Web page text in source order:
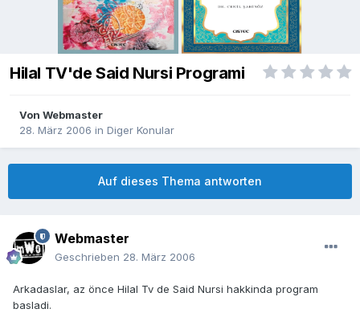
Hilal TV'de Said Nursi Programi
Von Webmaster
28. März 2006 in Diger Konular
Auf dieses Thema antworten
Webmaster
Geschrieben 28. März 2006
Arkadaslar, az önce Hilal Tv de Said Nursi hakkinda program
basladi.